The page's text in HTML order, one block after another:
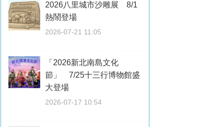
2026八里城市沙雕展 8/1
熱鬧登場
2026-07-21 11:05
「2026新北南島文化
節」 7/25十三行博物館盛
大登場
2026-07-17 10:54